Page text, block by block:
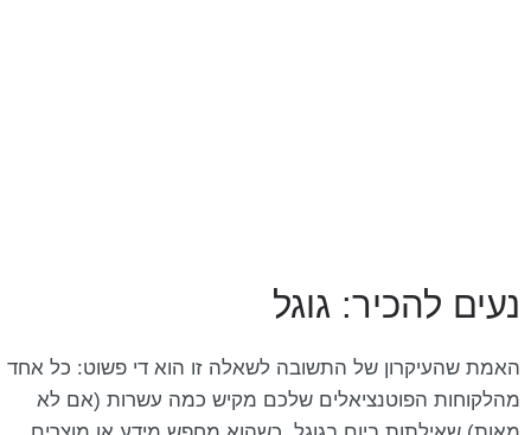
נעים להכיר: גוגל
האמת שהעיקרון של התשובה לשאלה זו הוא די פשוט: כל אחד
מהלקוחות הפוטנציאלים שלכם מקיש כמה עשרות (אם לא